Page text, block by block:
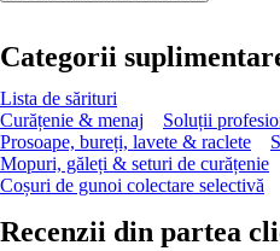
Categorii
Lista de sărituri
Curățenie & menaj
Soluții
Prosoape, bureți, lavete & raclete
Mopuri, găleți & seturi de curățenie
Coșuri de gunoi colectare selectivă
Recenzii din partea